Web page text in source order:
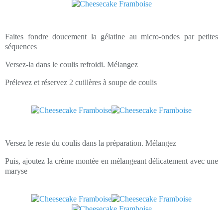
Faites fondre doucement la gélatine au micro-ondes par petites
séquences
Versez-la dans le coulis refroidi. Mélangez
Prélevez et réservez 2 cuillères à soupe de coulis
Versez le reste du coulis dans la préparation. Mélangez
Puis, ajoutez la crème montée en mélangeant délicatement avec une
maryse